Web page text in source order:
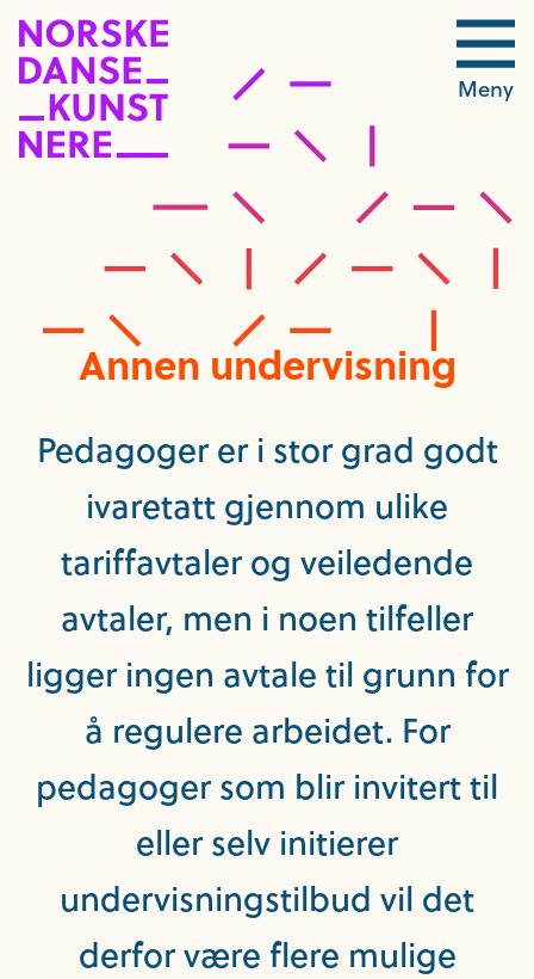
Meny
Annen undervisning
Pedagoger er i stor grad godt
ivaretatt gjennom ulike
tariffavtaler og veiledende
avtaler, men i noen tilfeller
ligger ingen avtale til grunn for
å regulere arbeidet. For
pedagoger som blir invitert til
eller selv initierer
undervisningstilbud vil det
derfor være flere mulige